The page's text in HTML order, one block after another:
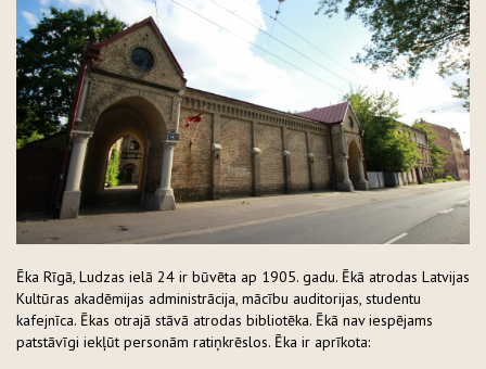
Ēka Rīgā, Ludzas ielā 24 ir būvēta ap 1905. gadu. Ēkā atrodas Latvijas
Kultūras akadēmijas administrācija, mācību auditorijas, studentu
kafejnīca. Ēkas otrajā stāvā atrodas bibliotēka. Ēkā nav iespējams
patstāvīgi iekļūt personām ratiņkrēslos. Ēka ir aprīkota: